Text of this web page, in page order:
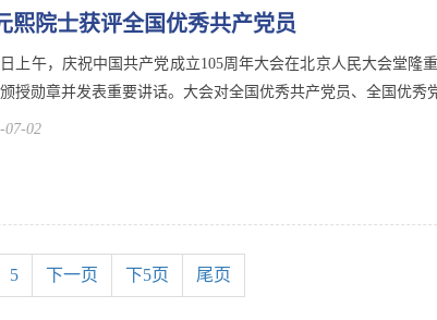
熙院士获评全国优秀共产党员
上午，庆祝中国共产党成立105周年大会在北京人民大会堂
授勋章并发表重要讲话。大会对全国优秀共产党员、全国优秀
07-02
5 下一页 下5页 尾页